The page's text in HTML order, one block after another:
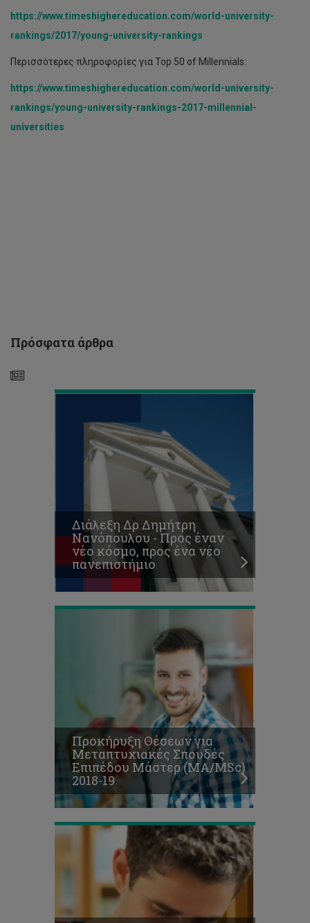
https://www.timeshighereducation.com/world-university-
rankings/2017/young-university-rankings
Περισσότερες πληροφορίες για Top 50 of Millennials:
https://www.timeshighereducation.com/world -university-
rankings/young-university-rankings-2017-millennial -
universities
Πρόσφατα άρθρα
ένα
νέο
Διάλεξη Δρ Δημήτρη
Νανόπουλου - Προς έναν
νέο κόσμο, προς ένα νέο
πανεπιστήμιο
Προκήρυξη
Μεταπτυχιακές
Σπουδές
Επιπέδου
Μάστερ
(ΜΑ/MSc)
2018-
19
Προκήρυξη Θέσεων για
Μεταπτυχιακές Σπουδές
Επιπέδου Μάστερ (ΜΑ/MSc)
2018-19
Κυκλοφόρησε
ενημερωτικό
«Πληροφορίες
για
υποψήφιους
μεταπτυχιακούς
φοιτητές
επιπέδου
Μάστερ
2018/2019»